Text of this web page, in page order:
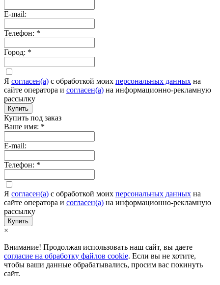
E-mail:
Телефон: *
Город: *
Я согласен(а) c обработкой моих персональных данных на
сайте оператора и согласен(а) на информационно-рекламную
рассылку
Купить
Купить под заказ
Ваше имя: *
E-mail:
Телефон: *
Я согласен(а) c обработкой моих персональных данных на
сайте оператора и согласен(а) на информационно-рекламную
рассылку
Купить
×
Внимание! Продолжая использовать наш сайт, вы даете
согласие на обработку файлов cookie. Если вы не хотите,
чтобы ваши данные обрабатывались, просим вас покинуть
сайт.